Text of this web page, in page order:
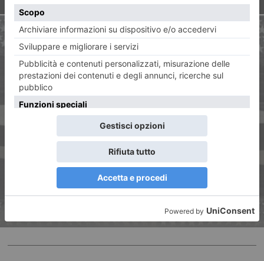
ARTICOLO SUCCESSIVO
“Marks and Traces”… come
dire “Segni e tracce”